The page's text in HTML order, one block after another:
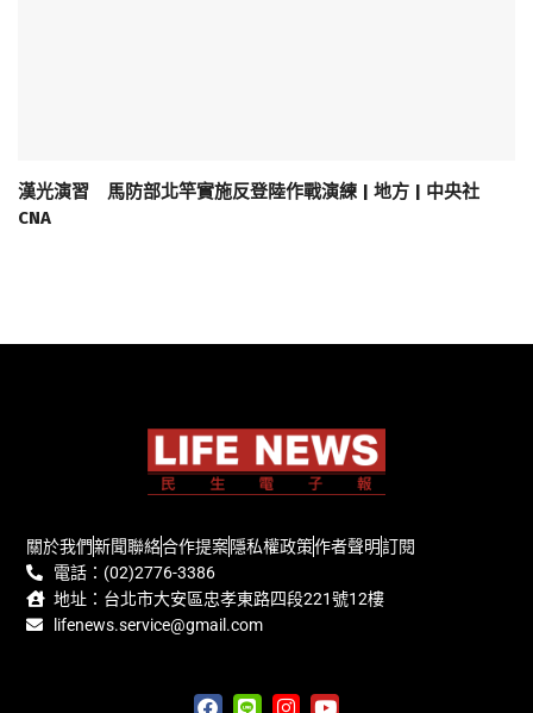
漢光演習 馬防部北竿實施反登陸作戰演練 | 地方 | 中央社
CNA
關於我們新聞聯絡合作提案隱私權政策作者聲明訂閱
電話：(02)2776-3386
地址：台北市大安區忠孝東路四段221號12樓
lifenews.service@gmail.com